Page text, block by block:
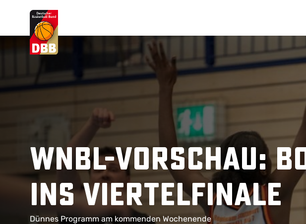
Suchvorschläge
Amet Valputo
WNBL-Vorschau:
ins Viertelfinale
Dünnes Programm am kommenden Wochenende